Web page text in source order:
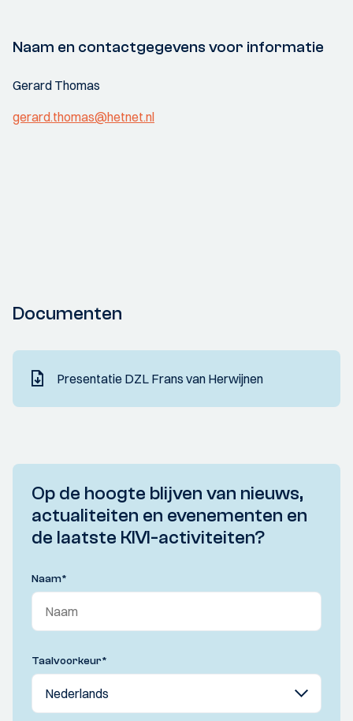
Naam en contactgegevens voor informatie
Gerard Thomas
gerard.thomas@hetnet.nl
Documenten
Presentatie DZL Frans van Herwijnen
Op de hoogte blijven van nieuws,
actualiteiten en evenementen en
de laatste KIVI-activiteiten?
Naam*
Taalvoorkeur*